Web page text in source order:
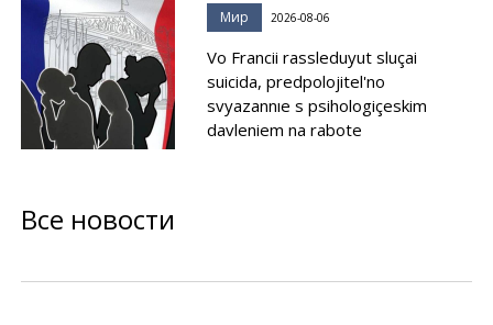
Мир 2026-08-06
Vo Francii rassleduyut sluçai
suicida, predpolojitel'no
svyazannıe s psihologiçeskim
davleniem na rabote
Все новости